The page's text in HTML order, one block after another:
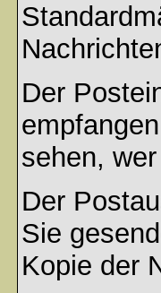
Der
sehen,
Der
Sie
Kopie der